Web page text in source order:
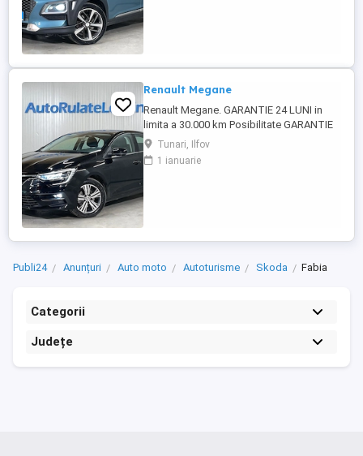
Renault Megane
Renault Megane. GARANTIE 24 LUNI in
limita a 30.000 km Posibilitate GARANTIE
PREMIUM 24 LUNI in limita a 50.000 km
Raport verificare CEBIA disponibil
Posibilitate finantare cu avans 0% pe o
Tunari, Ilfov
1 ianuarie
Publi24 Anunțuri Auto moto Autoturisme Skoda Fabia
Categorii
Județe